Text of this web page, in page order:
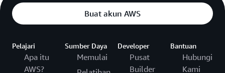
Buat akun AWS
Pelajari
Apa itu
AWS?
Sumber Daya
Memulai
Developer
Pusat
Builder
Bantuan
Hubungi
Kami